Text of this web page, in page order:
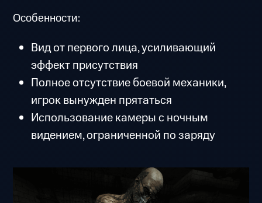
Особенности:
Вид от первого лица, усиливающий
эффект присутствия
Полное отсутствие боевой механики,
игрок вынужден прятаться
Использование камеры с ночным
видением, ограниченной по заряду